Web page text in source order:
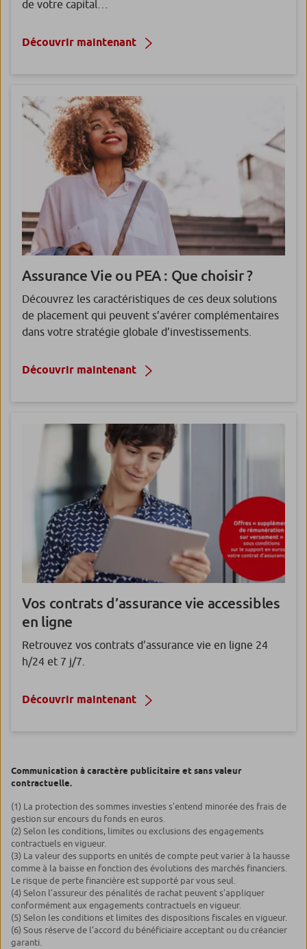
de votre capital…
Découvrir maintenant
Assurance Vie ou PEA: Que choisir ?
Découvrez les caractéristiques de ces deux solutions
de placement qui peuvent s’avérer complémentaires
dans votre stratégie globale d’investissements.
Découvrir maintenant
Vos contrats d’assurance vie accessibles
en ligne
Retrouvez vos contrats d’assurance vie en ligne 24
h/24 et 7 j/7.
Découvrir maintenant
Communication à caractère publicitaire et sans valeur
contractuelle.
(1) La protection des sommes investies s’entend minorée des frais de
gestion sur encours du fonds en euros.
(2) Selon les conditions, limites ou exclusions des engagements
contractuels en vigueur.
(3) La valeur des supports en unités de compte peut varier à la hausse
comme à la baisse en fonction des évolutions des marchés financiers.
Le risque de perte financière est supporté par vous seul.
(4) Selon l’assureur des pénalités de rachat peuvent s’appliquer
conformément aux engagements contractuels en vigueur.
(5) Selon les conditions et limites des dispositions fiscales en vigueur.
(6) Sous réserve de l’accord du bénéficiaire acceptant ou du créancier
garanti.